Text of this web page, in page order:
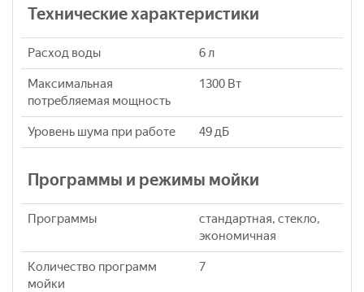
Технические характеристики
Расход воды 6 л
Максимальная
потребляемая мощность
1300 Вт
Уровень шума при работе 49 дБ
Программы и режимы мойки
Программы
стандартная, стекло,
экономичная
Количество программ
мойки
7